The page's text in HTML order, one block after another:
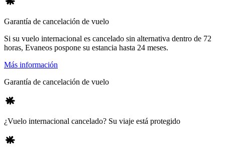
Garantía de cancelación de vuelo
Si su vuelo internacional es cancelado sin alternativa dentro de 72
horas, Evaneos pospone su estancia hasta 24 meses.
Más información
Garantía de cancelación de vuelo
¿Vuelo internacional cancelado? Su viaje está protegido